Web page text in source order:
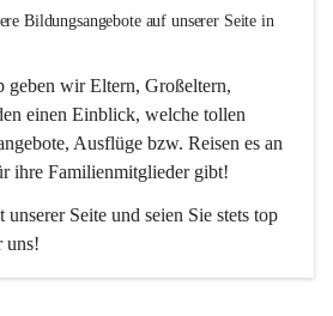
Bildungsangebote auf unserer Seite in
geben wir Eltern, Großeltern,
einen Einblick, welche tollen
Ausflüge bzw. Reisen es an
ihre Familienmitglieder gibt!
Seite und seien Sie stets top
uns!